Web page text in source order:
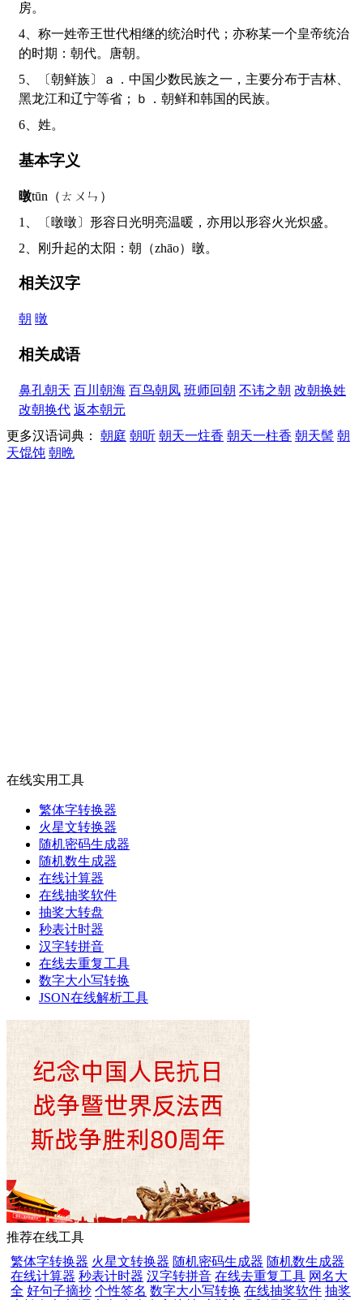
房。
4、称一姓帝王世代相继的统治时代；亦称某一个皇帝统治
的时期：朝代。唐朝。
5、〔朝鲜族〕ａ．中国少数民族之一，主要分布于吉林、
黑龙江和辽宁等省；ｂ．朝鲜和韩国的民族。
6、姓。
基本字义
暾tūn（ㄊㄨㄣ）
1、〔暾暾〕形容日光明亮温暖，亦用以形容火光炽盛。
2、刚升起的太阳：朝（zhāo）暾。
相关汉字
朝 暾
相关成语
鼻孔朝天 百川朝海 百鸟朝凤 班师回朝 不讳之朝 改朝换姓
改朝换代 返本朝元
更多汉语词典： 朝庭 朝听 朝天一炷香 朝天一柱香 朝天髻 朝
天馄饨 朝晩
在线实用工具
繁体字转换器
火星文转换器
随机密码生成器
随机数生成器
在线计算器
在线抽奖软件
抽奖大转盘
秒表计时器
汉字转拼音
在线去重复工具
数字大小写转换
JSON在线解析工具
推荐在线工具
繁体字转换器 火星文转换器 随机密码生成器 随机数生成器
在线计算器 秒表计时器 汉字转拼音 在线去重复工具 网名大
全 好句子摘抄 个性签名 数字大小写转换 在线抽奖软件 抽奖